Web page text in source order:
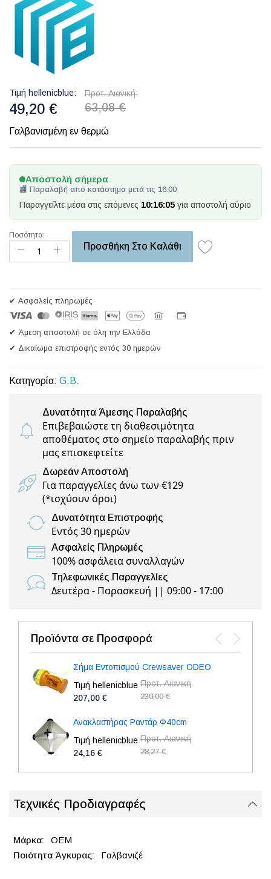
Τιμή hellenicblue
49,20 €
Προτ. Λιανική
63,08 €
Γαλβανισμένη εν θερμώ
Αποστολή σήμερα
🏬 Παραλαβή από κατάστημα μετά τις 16:00
Παραγγείλτε μέσα στις επόμενες 10:16:05 για αποστολή αύριο
Ποσότητα:
Προσθήκη Στο Καλάθι
✔ Ασφαλείς πληρωμές
✔ Άμεση αποστολή σε όλη την Ελλάδα
✔ Δικαίωμα επιστροφής εντός 30 ημερών
Κατηγορία: G.B.
Δυνατότητα Άμεσης Παραλαβής
Επιβεβαιώστε τη διαθεσιμότητα
αποθέματος στο σημείο παραλαβής πριν
μας επισκεφτείτε
Δωρεάν Αποστολή
Για παραγγελίες άνω των €129
(*ισχύουν όροι)
Δυνατότητα Επιστροφής
Εντός 30 ημερών
Ασφαλείς Πληρωμές
100% ασφάλεια συναλλαγών
Τηλεφωνικές Παραγγελίες
Δευτέρα - Παρασκευή || 09:00 - 17:00
Προϊόντα σε Προσφορά
Σήμα Εντοπισμού Crewsaver ODEO
Τιμή hellenicblue
207,00 €
Προτ. Λιανική
230,00 €
Ανακλαστήρας Ραντάρ Φ40cm
Τιμή hellenicblue
24,16 €
Προτ. Λιανική
28,27 €
Τεχνικές Προδιαγραφές
OEM
Γαλβανιζέ